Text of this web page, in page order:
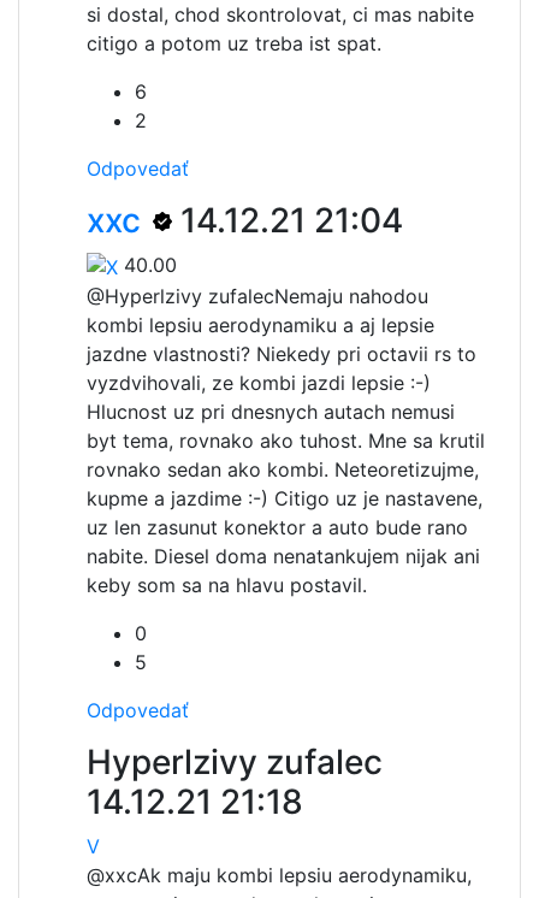
si dostal, chod skontrolovat, ci mas nabite
citigo a potom uz treba ist spat.
6
2
Odpovedať
xxc 14.12.21 21:04
40.00
@Hyperlzivy zufalecNemaju nahodou
kombi lepsiu aerodynamiku a aj lepsie
jazdne vlastnosti? Niekedy pri octavii rs to
vyzdvihovali, ze kombi jazdi lepsie :-)
Hlucnost uz pri dnesnych autach nemusi
byt tema, rovnako ako tuhost. Mne sa krutil
rovnako sedan ako kombi. Neteoretizujme,
kupme a jazdime :-) Citigo uz je nastavene,
uz len zasunut konektor a auto bude rano
nabite. Diesel doma nenatankujem nijak ani
keby som sa na hlavu postavil.
0
5
Odpovedať
Hyperlzivy zufalec
14.12.21 21:18
V
@xxcAk maju kombi lepsiu aerodynamiku,